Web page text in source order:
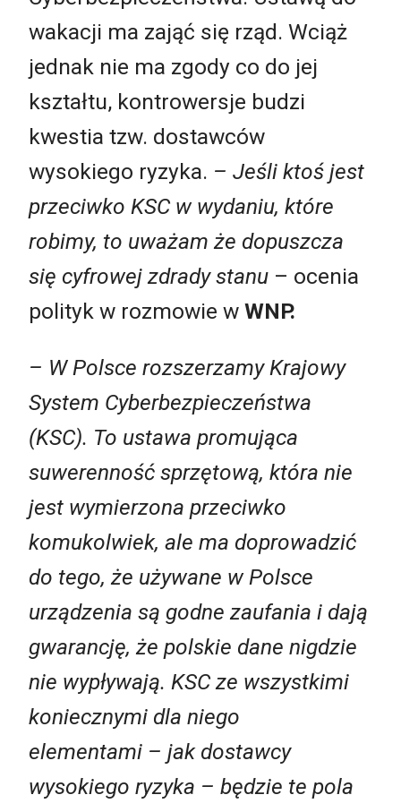
wakacji ma zająć się rząd. Wciąż
jednak nie ma zgody co do jej
kształtu, kontrowersje budzi
kwestia tzw. dostawców
wysokiego ryzyka. – Jeśli ktoś jest
przeciwko KSC w wydaniu, które
robimy, to uważam że dopuszcza
się cyfrowej zdrady stanu – ocenia
polityk w rozmowie w WNP.
– W Polsce rozszerzamy Krajowy
System Cyberbezpieczeństwa
(KSC). To ustawa promująca
suwerenność sprzętową, która nie
jest wymierzona przeciwko
komukolwiek, ale ma doprowadzić
do tego, że używane w Polsce
urządzenia są godne zaufania i dają
gwarancję, że polskie dane nigdzie
nie wypływają. KSC ze wszystkimi
koniecznymi dla niego
elementami – jak dostawcy
wysokiego ryzyka – będzie te pola